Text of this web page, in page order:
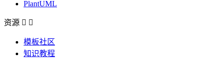
PlantUML
资源  
模板社区
知识教程